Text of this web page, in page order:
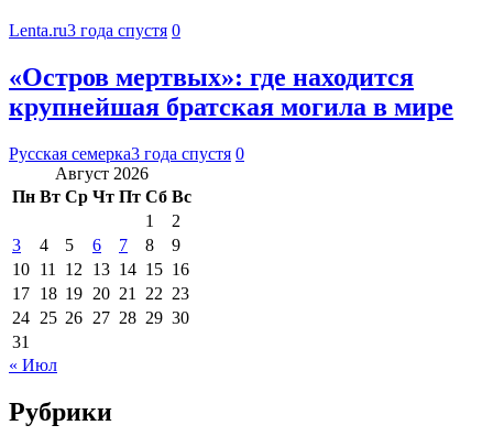
Lenta.ru3 года спустя 0
«Остров мертвых»: где находится
крупнейшая братская могила в мире
Русская семерка3 года спустя 0
Август 2026
Пн Вт Ср Чт Пт Сб Вс
1
2
3
4 5 6 7 8
9
10 11 12 13 14 15 16
17 18 19 20 21 22 23
24 25 26 27 28 29 30
31
« Июл
Рубрики